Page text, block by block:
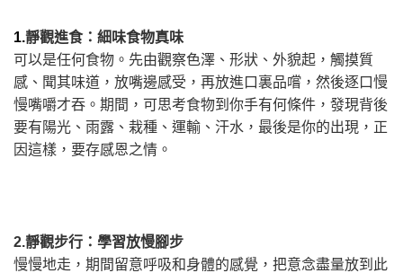
1.靜觀進食：細味食物真味
可以是任何食物。先由觀察色澤、形狀、外貌起，觸摸質
感、聞其味道，放嘴邊感受，再放進口裏品嚐，然後逐口慢
慢嘴嚼才吞。期間，可思考食物到你手有何條件，發現背後
要有陽光、雨露、栽種、運輸、汗水，最後是你的出現，正
因這樣，要存感恩之情。
2.靜觀步行：學習放慢腳步
慢慢地走，期間留意呼吸和身體的感覺，把意念盡量放到此